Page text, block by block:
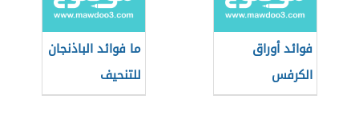
فوائد أوراق
الكرفس
ما فوائد الباذنجان
للتنحيف